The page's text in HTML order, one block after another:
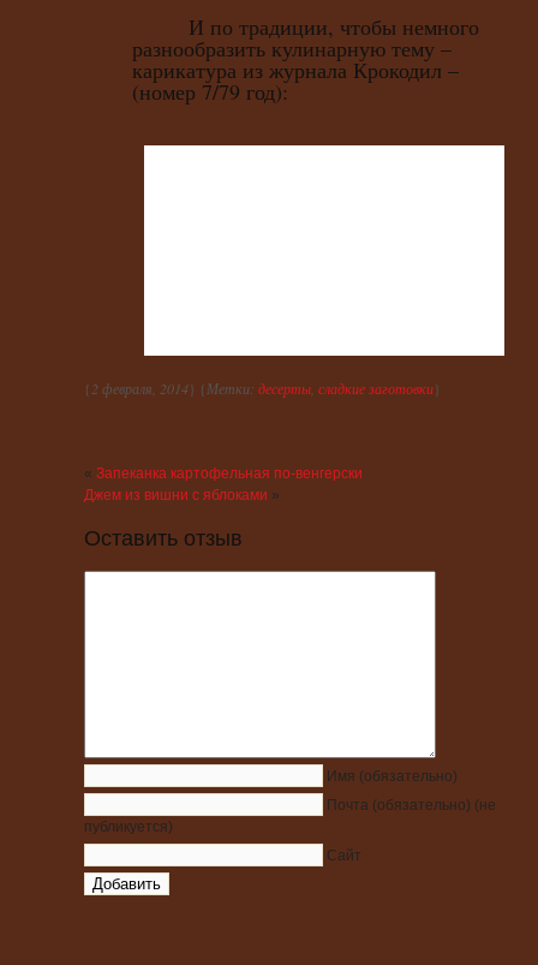
И по традиции, чтобы немного
разнообразить кулинарную тему –
карикатура из журнала Крокодил –
(номер 7/79 год):
{2 февраля, 2014} {Метки: десерты сладкие заготовки}
« Запеканка картофельная по-венгерски
Джем из вишни с яблоками »
Оставить отзыв
Имя (обязательно)
Почта (обязательно) (не
публикуется)
Сайт